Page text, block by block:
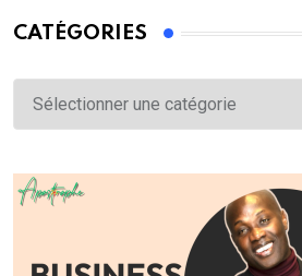
CATÉGORIES
Catégories